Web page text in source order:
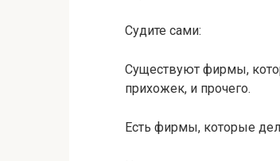
Судите сами:
Существуют фирмы,
прихожек, и прочего.
Есть фирмы, которые